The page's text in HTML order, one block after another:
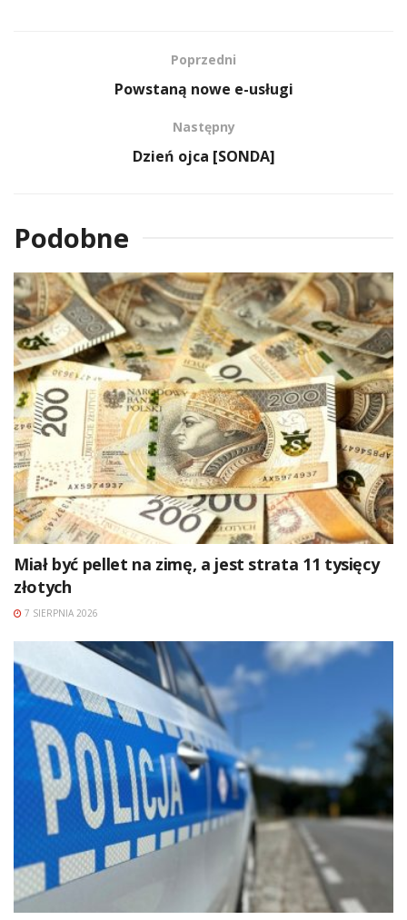
Poprzedni
Powstaną nowe e-usługi
Następny
Dzień ojca [SONDA]
Podobne
Miał być pellet na zimę, a jest strata 11 tysięcy
złotych
7 SIERPNIA 2026